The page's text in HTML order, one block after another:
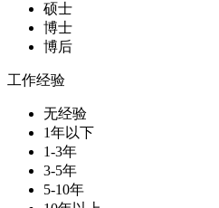
硕士
博士
博后
工作经验
无经验
1年以下
1-3年
3-5年
5-10年